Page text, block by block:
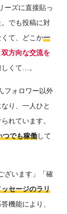
ーズに直接貼っ
でも投稿に対
て、どこか一
双方向な交流を
くて…。
フォロワー以外
り、一人ひと
れています。
つでも稼働して
ざいます」「確
ッセージのラリ
機能により、